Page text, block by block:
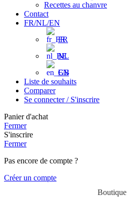
Recettes au chanvre
Contact
FR/NL/EN
FR
NL
EN
Liste de souhaits
Comparer
Se connecter / S'inscrire
Panier d'achat
Fermer
S'inscrire
Fermer
Pas encore de compte ?
Créer un compte
Boutique